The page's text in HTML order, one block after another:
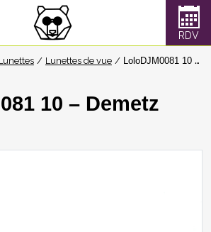
Lunettes de vue LoloDJM0081 10 – Demetz
10 – Demetz